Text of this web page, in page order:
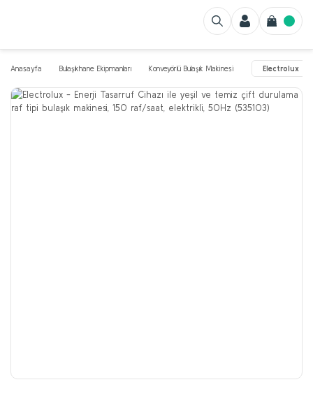
Anasayfa Bulaşıkhane Ekipmanları Konveyörlü Bulaşık Makinesi Electrolux -